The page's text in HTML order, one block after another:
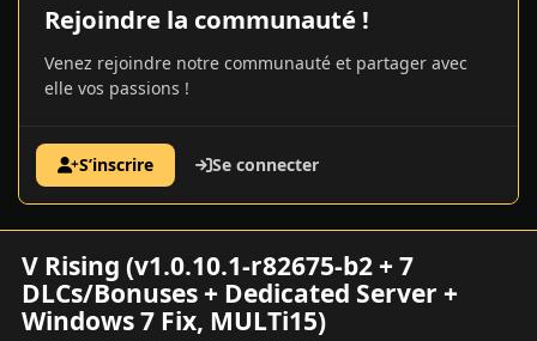
Rejoindre la communauté !
Venez rejoindre notre communauté et partager avec
elle vos passions !
S’inscrire Se connecter
V Rising (v1.0.10.1-r82675-b2 + 7
DLCs/Bonuses + Dedicated Server +
Windows 7 Fix, MULTi15)